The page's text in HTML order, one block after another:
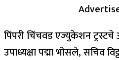
पिंपरी चिंचवड एज्युकेशन ट्रस्टचे
उपाध्यक्षा पद्मा भोसले, सचिव